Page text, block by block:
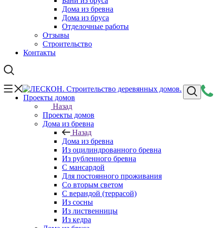
Дома из бревна
Дома из бруса
Отделочные работы
Отзывы
Строительство
Контакты
Проекты домов
Назад
Проекты домов
Дома из бревна
Назад
Дома из бревна
Из оцилиндрованного бревна
Из рубленного бревна
С мансардой
Для постоянного проживания
Со вторым светом
С верандой (террасой)
Из сосны
Из лиственницы
Из кедра